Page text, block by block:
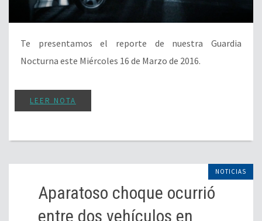
Te presentamos el reporte de nuestra Guardia
Nocturna este Miércoles 16 de Marzo de 2016.
LEER NOTA
NOTICIAS
Aparatoso choque ocurrió
entre dos vehículos en